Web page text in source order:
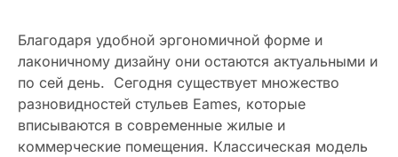
Благодаря удобной эргономичной форме и
лаконичному дизайну они остаются актуальными и
по сей день. Сегодня существует множество
разновидностей стульев Eames, которые
вписываются в современные жилые и
коммерческие помещения. Классическая модель